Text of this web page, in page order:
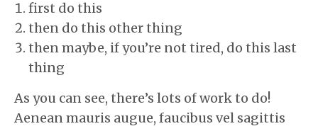
first do this
then do this other thing
then maybe, if you’re not tired, do this last
thing
As you can see, there’s lots of work to do!
Aenean mauris augue, faucibus vel sagittis